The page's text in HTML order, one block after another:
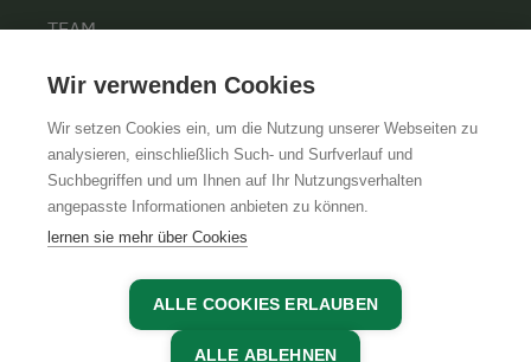
TEAM
AGBIMPRESSUMDATENSCHUTZ
Wir verwenden Cookies
Wir setzen Cookies ein, um die Nutzung unserer Webseiten zu
analysieren, einschließlich Such- und Surfverlauf und
Suchbegriffen und um Ihnen auf Ihr Nutzungsverhalten
angepasste Informationen anbieten zu können.
lernen sie mehr über Cookies
ALLE COOKIES ERLAUBEN
ALLE ABLEHNEN